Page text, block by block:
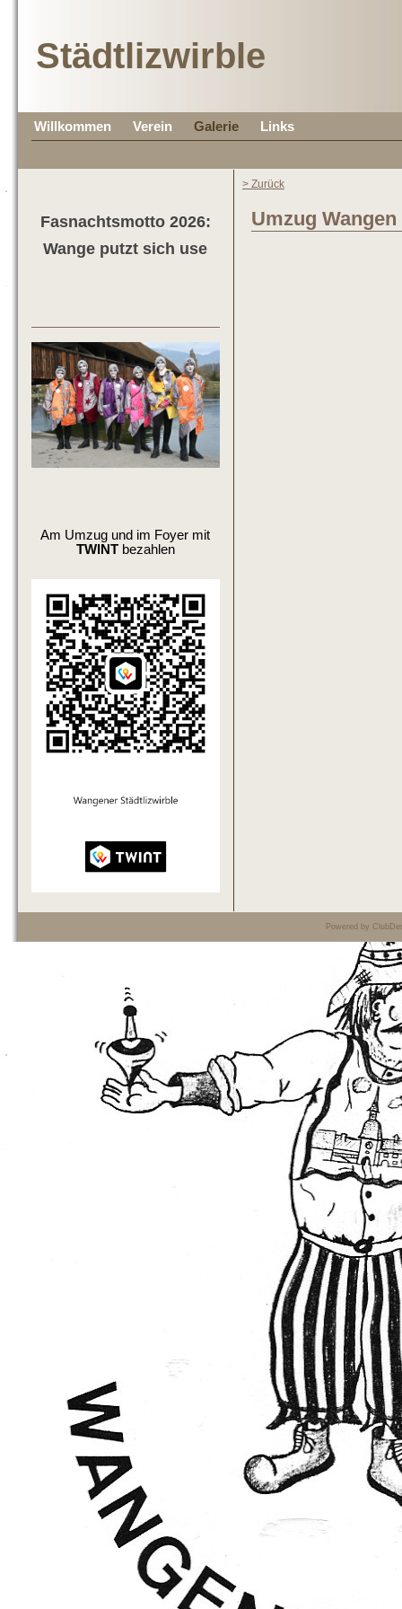
Städtlizwirble
Willkommen Verein Galerie Links
Fasnachtsmotto 2026:
Wange putzt sich use
Am Umzug und im Foyer mit
TWINTbezahlen
> Zurück
Umzug Wangen
Powered by